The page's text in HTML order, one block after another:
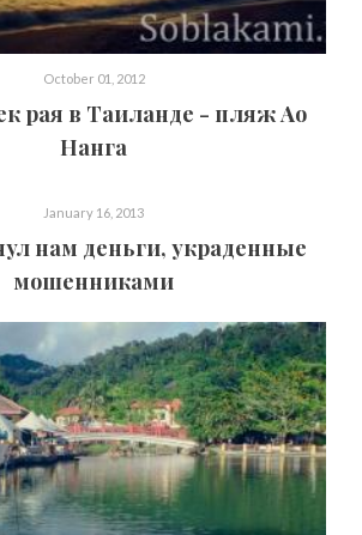
October 01, 2012
рая в Таиланде - пляж Ао
Нанга
January 16, 2013
нам деньги, украденные
мошенниками